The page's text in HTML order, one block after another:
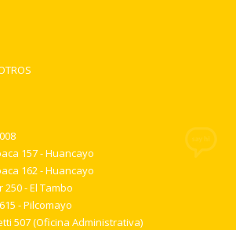
157 - Huancayo
162 - Huancayo
- El Tambo
- Pilcomayo
507 (Oficina Administrativa)